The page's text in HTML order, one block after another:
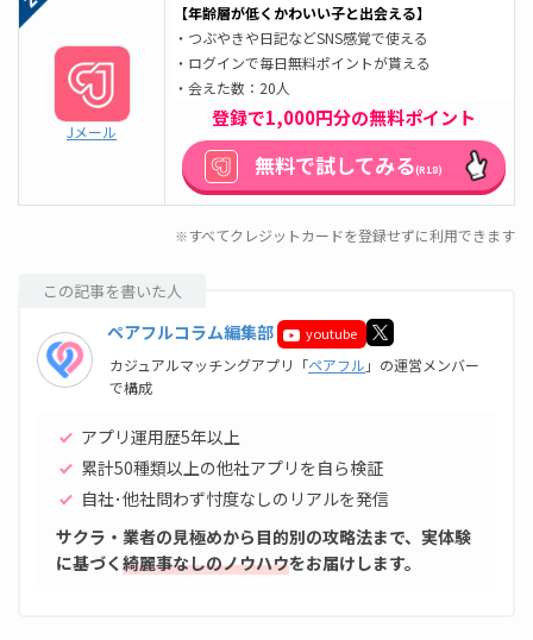
Jメール
【年齢層が低くかわいい子と出会える】
・つぶやきや日記などSNS感覚で使える
・ログインで毎日無料ポイントが貰える
・会えた数：20人
登録で1,000円分の無料ポイント
無料で試してみる(R18)
※すべてクレジットカードを登録せずに利用できます
この記事を書いた人
ペアフルコラム編集部 youtube
カジュアルマッチングアプリ「ペアフル 」の運営メンバー
で構成
アプリ運用歴5年以上
累計50種類以上の他社アプリを自ら検証
自社･他社問わず忖度なしのリアルを発信
サクラ・業者の見極めから目的別の攻略法まで、実体験
に基づく 綺麗事なしのノウハウをお届けします。